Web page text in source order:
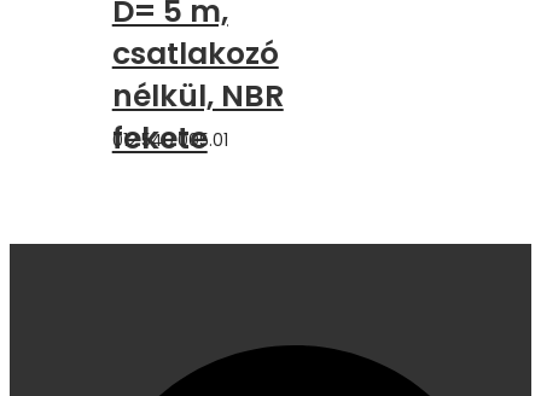
D= 5 m,
csatlakozó
nélkül, NBR
fekete
012.540.005.01